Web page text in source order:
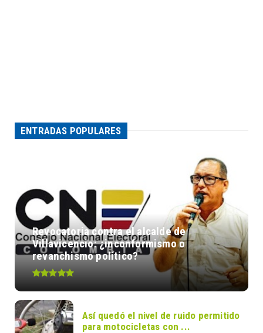
ENTRADAS POPULARES
Revocatoria contra el alcalde de
Villavicencio: ¿inconformismo o
revanchismo político?
Así quedó el nivel de ruido permitido
para motocicletas con ...